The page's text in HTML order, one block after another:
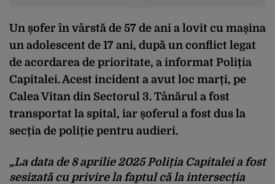
Un șofer în vârstă de 57 de ani a lovit cu mașina
un adolescent de 17 ani, după un conflict legat
de acordarea de prioritate, a informat Poliția
Capitalei. Acest incident a avut loc marți, pe
Calea Vitan din Sectorul 3. Tânărul a fost
transportat la spital, iar șoferul a fost dus la
secția de poliție pentru audieri.
„La data de 8 aprilie 2025 Poliția Capitalei a fost
sesizată cu privire la faptul că la intersecția